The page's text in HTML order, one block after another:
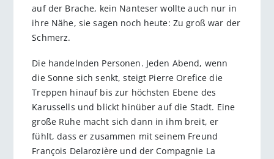
auf der Brache, kein Nanteser wollte auch nur in
ihre Nähe, sie sagen noch heute: Zu groß war der
Schmerz.
Die handelnden Personen. Jeden Abend, wenn
die Sonne sich senkt, steigt Pierre Orefice die
Treppen hinauf bis zur höchsten Ebene des
Karussells und blickt hinüber auf die Stadt. Eine
große Ruhe macht sich dann in ihm breit, er
fühlt, dass er zusammen mit seinem Freund
François Delarozière und der Compagnie La